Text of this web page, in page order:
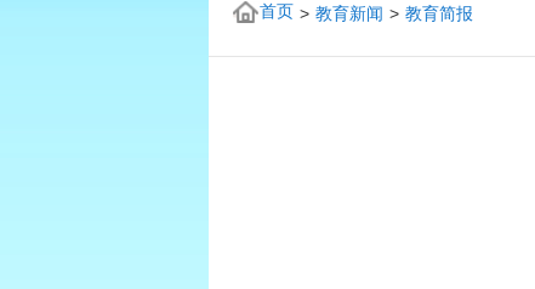
首页 > 教育新闻 > 教育简报